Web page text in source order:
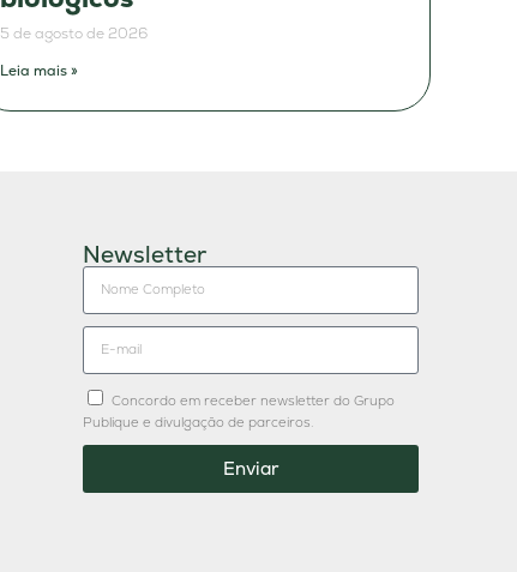
5 de agosto de 2026
Leia mais »
Newsletter
Concordo em receber newsletter do Grupo
Publique e divulgação de parceiros.
Enviar